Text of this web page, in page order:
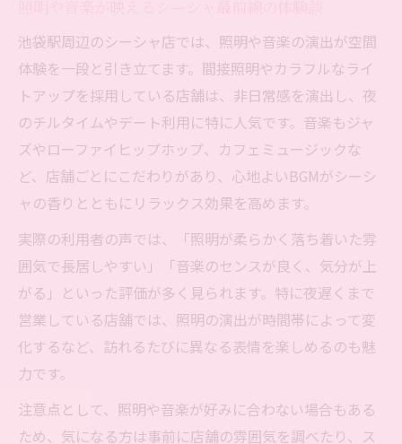
心地よさ重視のシーシャ選びを池袋駅で叶
える
池袋駅周辺のシーシャで理想のリラックス
タイム
独自の雰囲気を満喫できる池袋のシーシャ探訪
池袋で出会う個性豊かなシーシャ空間を探
求
シーシャ好きが語る池袋駅周辺の雰囲気の
魅力
池袋のシーシャ空間で自分だけの時間を楽
しむ
雰囲気重視のシーシャ探しを池袋駅で実現
験
池袋駅周辺のシーシャ店では、照明や音楽の演出が空間
体験を一段と引き立てます。間接照明やカラフルなライ
トアップを採用している店舗は、非日常感を演出し、夜
のチルタイムやデート利用に特に人気です。音楽もジャ
ズやローファイヒップホップ、カフェミュージックな
ど、店舗ごとにこだわりがあり、心地よいBGMがシーシ
ャの香りとともにリラックス効果を高めます。
実際の利用者の声では、「照明が柔らかく落ち着いた雰
囲気で長居しやすい」「音楽のセンスが良く、気分が上
がる」といった評価が多く見られます。特に夜遅くまで
営業している店舗では、照明の演出が時間帯によって変
化するなど、訪れるたびに異なる表情を楽しめるのも魅
力です。
注意点として、照明や音楽が好みに合わない場合もある
ため、気になる方は事前に店舗の雰囲気を調べたり、ス